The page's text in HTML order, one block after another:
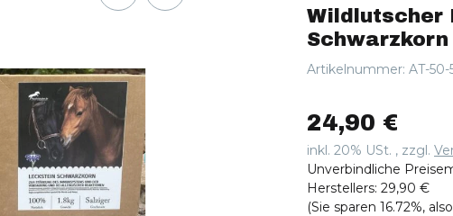
Wildlutscher
Artikelnummer: AT-
24,90 €
inkl. 20% USt. , zzgl.
Unverbindliche
Herstellers: 29,90 €
(Sie sparen 16.72%, also